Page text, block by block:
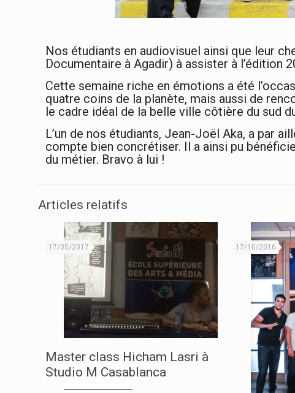
Nos étudiants en audiovisuel ainsi que leur
Documentaire à Agadir) à assister à l’édition
Cette semaine riche en émotions a été
quatre coins de la planète, mais aussi de
le cadre idéal de la belle ville côtière du sud
L’un de nos étudiants, Jean-Joël Aka, a par
compte bien concrétiser. Il a ainsi pu
du métier. Bravo à lui !
Articles relatifs
17/05/2017
Master class Hicham Lasri à
Studio M Casablanca
17/10/2016